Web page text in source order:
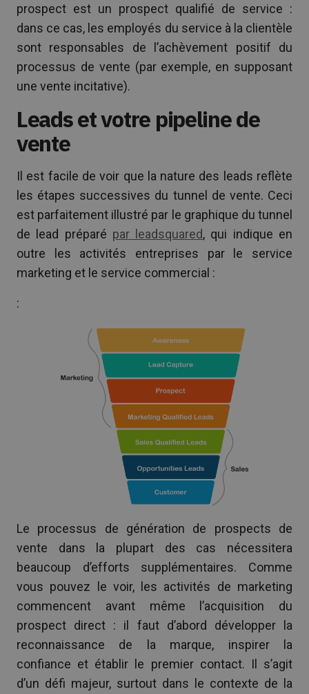
prospect est un prospect qualifié de service :
dans ce cas, les employés du service à la clientèle
sont responsables de l’achèvement positif du
processus de vente (par exemple, en supposant
une vente incitative).
Leads et votre pipeline de
vente
Il est facile de voir que la nature des leads reflète
les étapes successives du tunnel de vente. Ceci
est parfaitement illustré par le graphique du tunnel
de lead préparé par leadsquared, qui indique en
outre les activités entreprises par le service
marketing et le service commercial :
:
Le processus de génération de prospects de
vente dans la plupart des cas nécessitera
beaucoup d’efforts supplémentaires. Comme
vous pouvez le voir, les activités de marketing
commencent avant même l’acquisition du
prospect direct : il faut d’abord développer la
reconnaissance de la marque, inspirer la
confiance et établir le premier contact. Il s’agit
d’un défi majeur, surtout dans le contexte de la